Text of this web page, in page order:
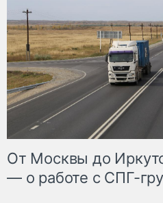
От Москвы до
— о работе с СПГ-